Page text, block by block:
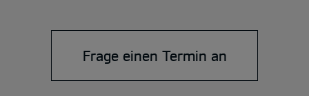
Frage einen Termin an